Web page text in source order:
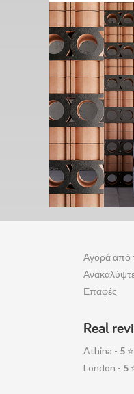
Αγορά από
Ανακαλύψτε
Επαφές
Real
Athina - 5 ⭐
London - 5